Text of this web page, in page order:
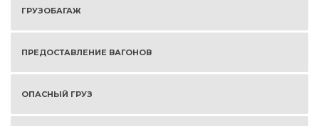
ГРУЗОБАГАЖ
ПРЕДОСТАВЛЕНИЕ ВАГОНОВ
ОПАСНЫЙ ГРУЗ